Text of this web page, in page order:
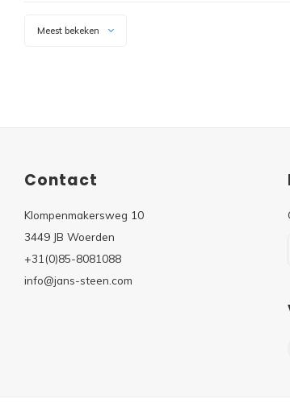
Meest bekeken
Contact
Klompenmakersweg 10
3449 JB Woerden
+31(0)85-8081088
info@jans-steen.com